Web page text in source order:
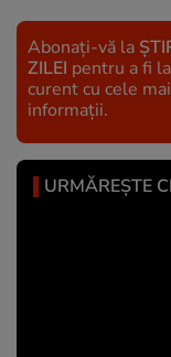
Abonați-vă la
ZILEI pentru a fi la
curent cu cele
informații.
URMĂREȘTE